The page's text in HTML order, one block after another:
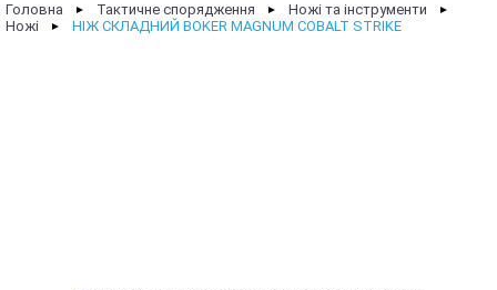
Головна ► Тактичне спорядження ► Ножі та інструменти ►
Ножі ► НІЖ СКЛАДНИЙ BOKER MAGNUM COBALT STRIKE